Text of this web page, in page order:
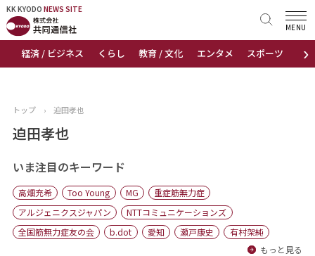
KK KYODO NEWS SITE
›
経済 / ビジネス くらし 教育 / 文化 エンタメ スポーツ 地域
MENU
KK KYODONEWS SITE
トップページ
ニュース
おすすめコンテンツ
出版物
会社概要
トップ › 迫田孝也
迫田孝也
いま注目のキーワード
高畑充希 Too Young MG
重症筋無力症
アルジェニクスジャパン
NTTコミュニケーションズ
全国筋無力症友の会
b.dot 愛知 瀬戸康史
有村架純
もっと見る